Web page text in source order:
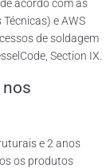
acordo com as
e AWS
de soldagem
Section IX.
nos
e 2 anos
os produtos